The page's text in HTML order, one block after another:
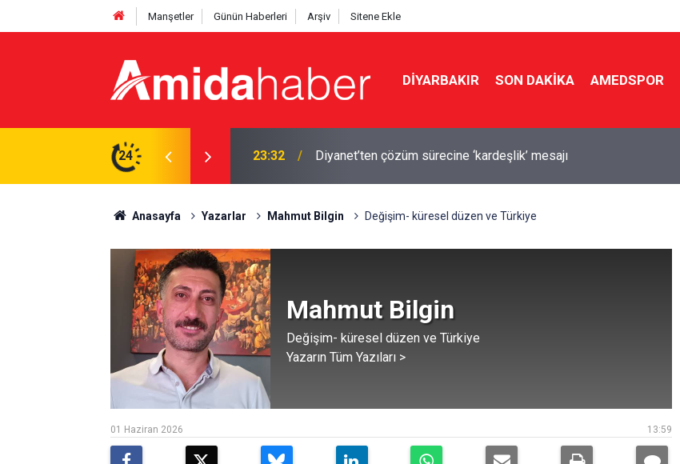
Manşetler Günün Haberleri Arşiv Sitene Ekle
DIYARBAKIR SON DAKIKA AMEDSPOR
24 23:02 Mardin’de feci kaza: 1 ölü, 2 yaralı
Anasayfa Yazarlar Mahmut Bilgin Değişim- küresel düzen ve Türkiye
Mahmut Bilgin
Değişim- küresel düzen ve Türkiye
Yazarın Tüm Yazıları >
13:59
01 Haziran 2026